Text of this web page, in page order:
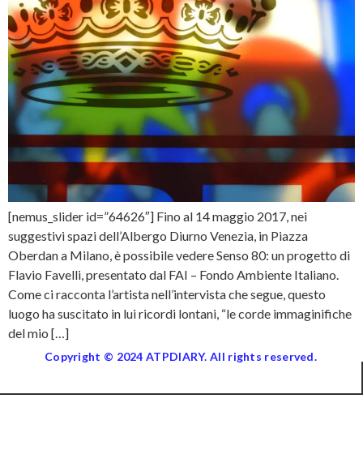
[nemus_slider id=”64626″] Fino al 14 maggio 2017, nei
suggestivi spazi dell’Albergo Diurno Venezia, in Piazza
Oberdan a Milano, è possibile vedere Senso 80: un progetto di
Flavio Favelli, presentato dal FAI – Fondo Ambiente Italiano.
Come ci racconta l’artista nell’intervista che segue, questo
luogo ha suscitato in lui ricordi lontani, “le corde immaginifiche
del mio […]
Copyright © 2024 ATPDIARY. All rights reserved.